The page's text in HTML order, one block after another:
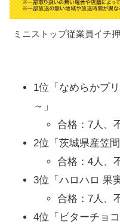
ミニストップ従業員イチ
1位「なめらかプ
～」
合格：7人、
2位「茨城県産笠
合格：4人、
3位「ハロハロ 果
合格：7人、
4位「ビターチョコ